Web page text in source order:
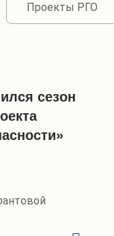
Проекты РГО
сезон